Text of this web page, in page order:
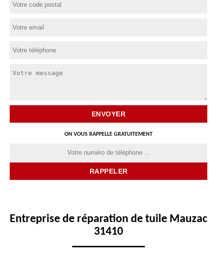
ON VOUS RAPPELLE GRATUITEMENT
Entreprise de réparation de tuile Mauzac
31410